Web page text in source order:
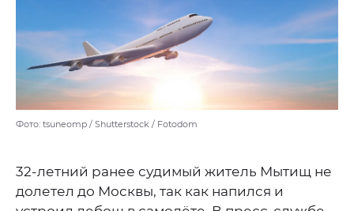
Фото: tsuneomp / Shutterstock / Fotodom
32-летний ранее судимый житель Мытищ не
долетел до Москвы, так как напился и